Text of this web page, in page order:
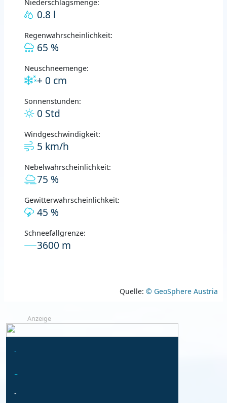
Niederschlagsmenge:
0.8 l
Regenwahrscheinlichkeit:
65 %
Neuschneemenge:
+ 0 cm
Sonnenstunden:
0 Std
Windgeschwindigkeit:
5 km/h
Nebelwahrscheinlichkeit:
75 %
Gewitterwahrscheinlichkeit:
45 %
Schneefallgrenze:
3600 m
Quelle: © GeoSphere Austria
Anzeige
-
-
-